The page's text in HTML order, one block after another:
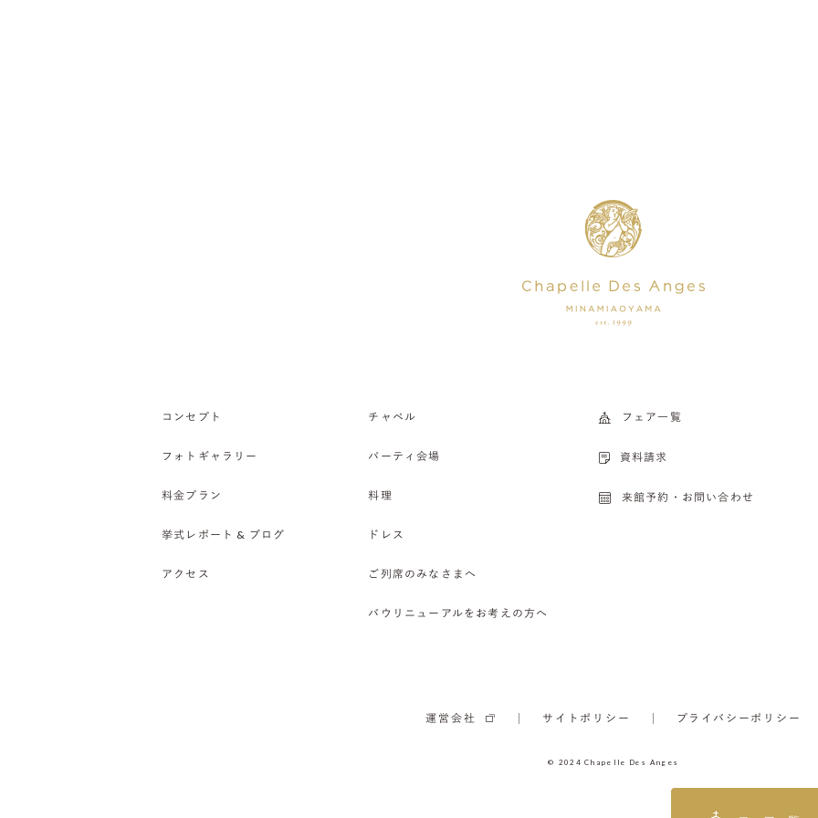
コンセプト
フォトギャラリー
料金プラン
挙式レポート & ブログ
アクセス
チャペル
パーティ会場
料理
ドレス
ご列席のみなさまへ
バウリニューアルをお考えの方へ
フェア一覧
資料請求
来館予約・お問い合わせ
運営会社 サイトポリシー プライバシーポリシー
© 2024 Chapelle Des Anges